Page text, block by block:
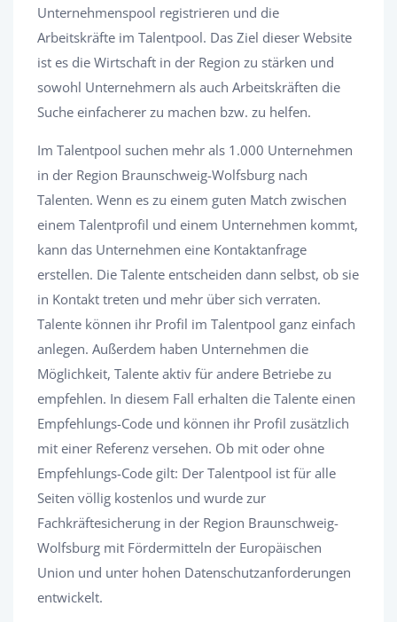
Unternehmenspool registrieren und die
Arbeitskräfte im Talentpool. Das Ziel dieser Website
ist es die Wirtschaft in der Region zu stärken und
sowohl Unternehmern als auch Arbeitskräften die
Suche einfacherer zu machen bzw. zu helfen.
Im Talentpool suchen mehr als 1.000 Unternehmen
in der Region Braunschweig-Wolfsburg nach
Talenten. Wenn es zu einem guten Match zwischen
einem Talentprofil und einem Unternehmen kommt,
kann das Unternehmen eine Kontaktanfrage
erstellen. Die Talente entscheiden dann selbst, ob sie
in Kontakt treten und mehr über sich verraten.
Talente können ihr Profil im Talentpool ganz einfach
anlegen. Außerdem haben Unternehmen die
Möglichkeit, Talente aktiv für andere Betriebe zu
empfehlen. In diesem Fall erhalten die Talente einen
Empfehlungs-Code und können ihr Profil zusätzlich
mit einer Referenz versehen. Ob mit oder ohne
Empfehlungs-Code gilt: Der Talentpool ist für alle
Seiten völlig kostenlos und wurde zur
Fachkräftesicherung in der Region Braunschweig-
Wolfsburg mit Fördermitteln der Europäischen
Union und unter hohen Datenschutzanforderungen
entwickelt.